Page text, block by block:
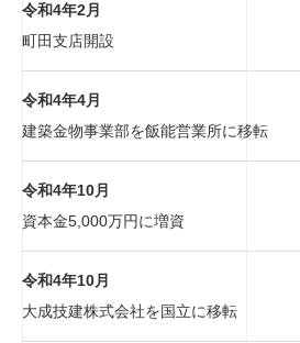
令和4年2月
町田支店開設
令和4年4月
建築金物事業部を飯能営業所に移転
令和4年10月
資本金5,000万円に増資
令和4年10月
大成技建株式会社を国立に移転